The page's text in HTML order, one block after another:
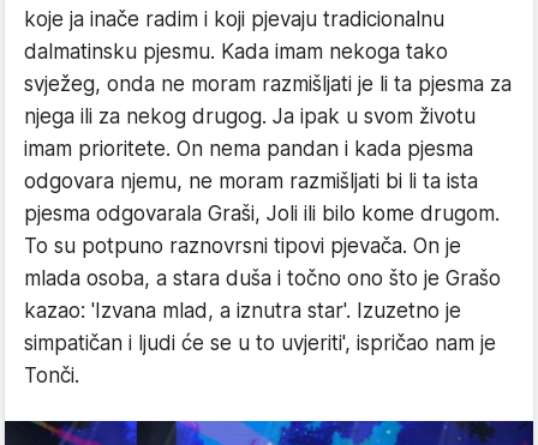
koje ja inače radim i koji pjevaju tradicionalnu
dalmatinsku pjesmu. Kada imam nekoga tako
svježeg, onda ne moram razmišljati je li ta pjesma za
njega ili za nekog drugog. Ja ipak u svom životu
imam prioritete. On nema pandan i kada pjesma
odgovara njemu, ne moram razmišljati bi li ta ista
pjesma odgovarala Graši, Joli ili bilo kome drugom.
To su potpuno raznovrsni tipovi pjevača. On je
mlada osoba, a stara duša i točno ono što je Grašo
kazao: 'Izvana mlad, a iznutra star'. Izuzetno je
simpatičan i ljudi će se u to uvjeriti', ispričao nam je
Tonči.